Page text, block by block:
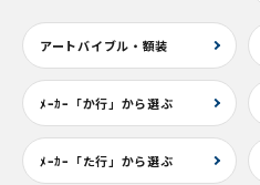
アートバイブル・額装
ﾒｰｶｰ「か行」から選ぶ
ﾒｰｶｰ「た行」から選ぶ